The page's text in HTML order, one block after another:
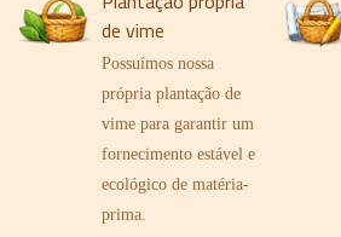
de vime
Possuímos nossa
própria plantação de
vime para garantir um
fornecimento estável e
ecológico de matéria-
prima.